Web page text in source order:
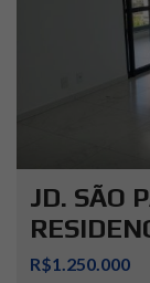
JD. SÃO
R$1.250.000